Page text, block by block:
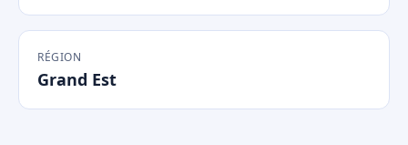
RÉGION
Grand Est